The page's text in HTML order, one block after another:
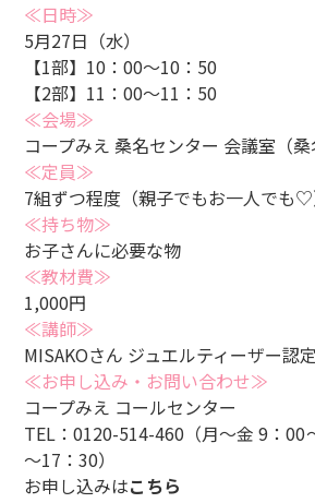
≪日時≫
5月27日（水）
【1部】10：00～10：50
【2部】11：00～11：50
≪会場≫
コープみえ 桑名センター 会議室（桑
≪定員≫
7組ずつ程度（親子でもお一人でも♡
≪持ち物≫
お子さんに必要な物
≪教材費≫
1,000円
≪講師≫
MISAKOさん ジュエルティーザー認
≪お申し込み・お問い合わせ≫
コープみえ コールセンター
TEL：0120-514-460（月～金 9：00
～17：30）
お申し込みはこちら